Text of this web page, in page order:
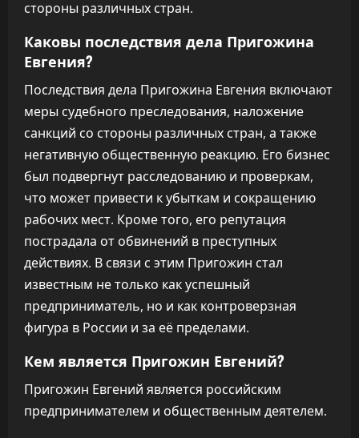
стороны различных стран.
Каковы последствия дела Пригожина
Евгения?
Последствия дела Пригожина Евгения включают
меры судебного преследования, наложение
санкций со стороны различных стран, а также
негативную общественную реакцию. Его бизнес
был подвергнут расследованию и проверкам,
что может привести к убыткам и сокращению
рабочих мест. Кроме того, его репутация
пострадала от обвинений в преступных
действиях. В связи с этим Пригожин стал
известным не только как успешный
предприниматель, но и как контроверзная
фигура в России и за её пределами.
Кем является Пригожин Евгений?
Пригожин Евгений является российским
предпринимателем и общественным деятелем.